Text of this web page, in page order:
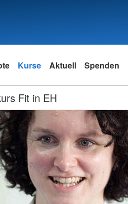
Kurse Aktuell Spenden
Fit in EH